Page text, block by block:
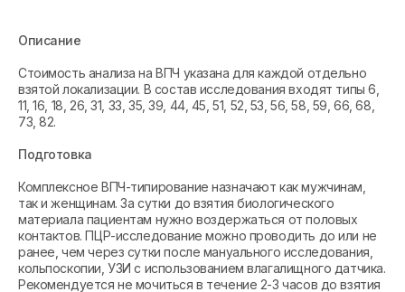
Описание
Стоимость анализа на ВПЧ указана для каждой отдельно
взятой локализации. В состав исследования входят типы 6,
11, 16, 18, 26, 31, 33, 35, 39, 44, 45, 51, 52, 53, 56, 58, 59, 66, 68,
73, 82.
Подготовка
Комплексное ВПЧ-типирование назначают как мужчинам,
так и женщинам. За сутки до взятия биологического
материала пациентам нужно воздержаться от половых
контактов. ПЦР-исследование можно проводить до или не
ранее, чем через сутки после мануального исследования,
кольпоскопии, УЗИ с использованием влагалищного датчика.
Рекомендуется не мочиться в течение 2-3 часов до взятия